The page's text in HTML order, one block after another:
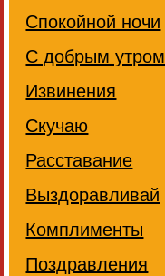
Спокойной ночи
С добрым утром
Извинения
Скучаю
Расставание
Выздоравливай
Комплименты
Поздравления